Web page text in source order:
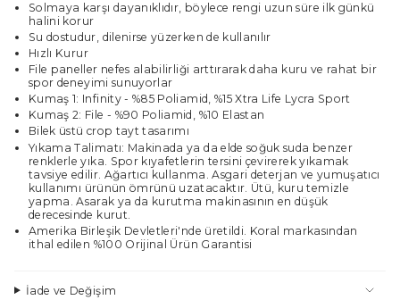
Solmaya karşı dayanıklıdır, böylece rengi uzun süre ilk günkü
halini korur
Su dostudur, dilenirse yüzerken de kullanılır
Hızlı Kurur
File paneller nefes alabilirliği arttırarak daha kuru ve rahat bir
spor deneyimi sunuyorlar
Kumaş 1: Infinity - %85 Poliamid, %15 Xtra Life Lycra Sport
Kumaş 2: File - %90 Poliamid, %10 Elastan
Bilek üstü crop tayt tasarımı
Yıkama Talimatı: Makinada ya da elde soğuk suda benzer
renklerle yıka. Spor kıyafetlerin tersini çevirerek yıkamak
tavsiye edilir. Ağartıcı kullanma. Asgari deterjan ve yumuşatıcı
kullanımı ürünün ömrünü uzatacaktır. Ütü, kuru temizle
yapma. Asarak ya da kurutma makinasının en düşük
derecesinde kurut.
Amerika Birleşik Devletleri'nde üretildi. Koral markasından
ithal edilen %100 Orijinal Ürün Garantisi
İade ve Değişim